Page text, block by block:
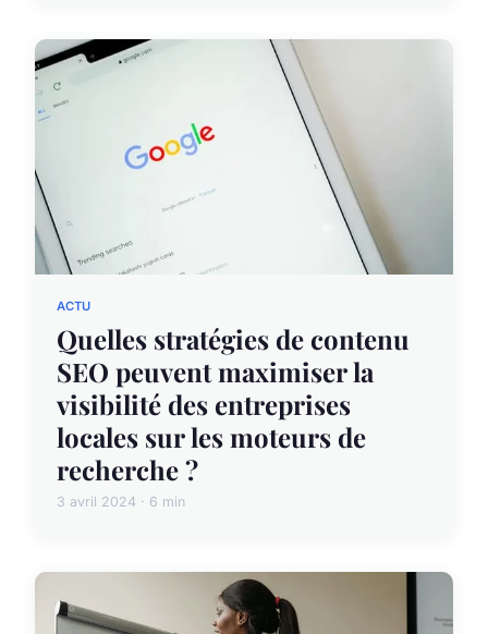
ACTU
Quelles stratégies de contenu
SEO peuvent maximiser la
visibilité des entreprises
locales sur les moteurs de
recherche ?
3 avril 2024 · 6 min